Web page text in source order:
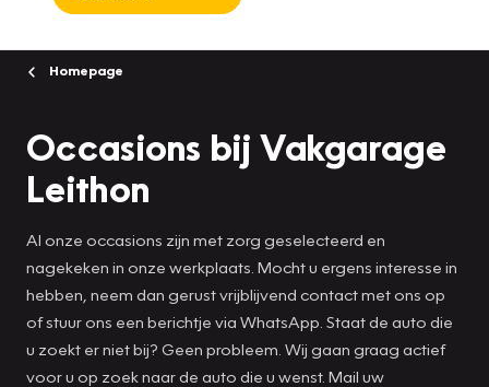
Homepage
Occasions bij Vakgarage
Leithon
Al onze occasions zijn met zorg geselecteerd en
nagekeken in onze werkplaats. Mocht u ergens interesse in
hebben, neem dan gerust vrijblijvend contact met ons op
of stuur ons een berichtje via WhatsApp. Staat de auto die
u zoekt er niet bij? Geen probleem. Wij gaan graag actief
voor u op zoek naar de auto die u wenst. Mail uw